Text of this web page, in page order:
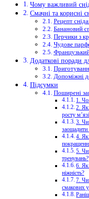
Чому важливий
Смачні та корисні
Рецепт
Банановий
Перчики з
Чудове
Додаткові поради
Допоміжні
Підсумки
Поширені
1.
2.
росту
3. Чи
заощадити
4.
5. Чи
тренувань?
6. Як
ніжність?
7. Чи
смакових